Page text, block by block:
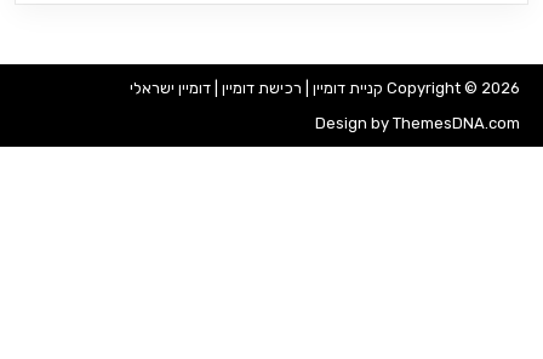
Copyright © 2026 קניית דומיין | רכישת דומיין | דומיין ישראלי
Design by ThemesDNA.com